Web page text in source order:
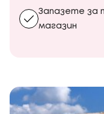
Запазете за
магазин